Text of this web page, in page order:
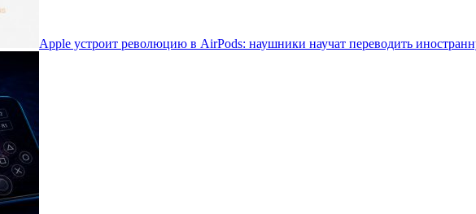
Apple устроит революцию в AirPods: наушники научат переводить